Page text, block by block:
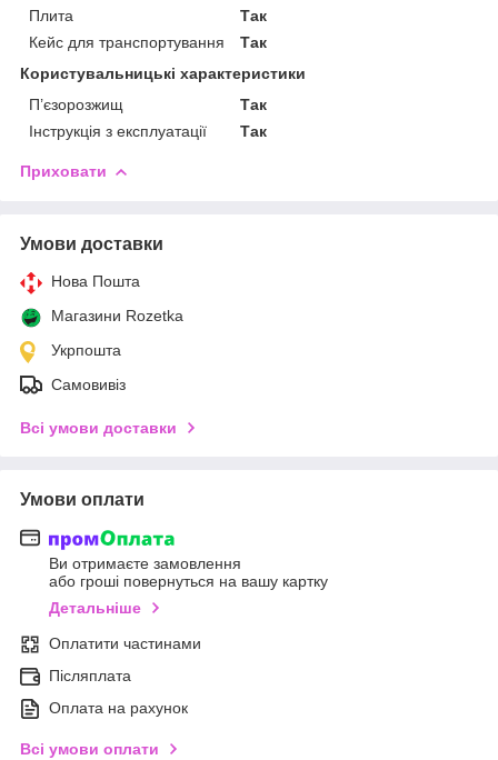
Плита
Так
Кейс для транспортування
Так
Користувальницькі характеристики
П’єзорозжищ
Так
Інструкція з експлуатації
Так
Приховати
Умови доставки
Нова Пошта
Магазини Rozetka
Укрпошта
Самовивіз
Всі умови доставки
Умови оплати
Ви отримаєте замовлення
або гроші повернуться на вашу картку
Детальніше
Оплатити частинами
Післяплата
Оплата на рахунок
Всі умови оплати